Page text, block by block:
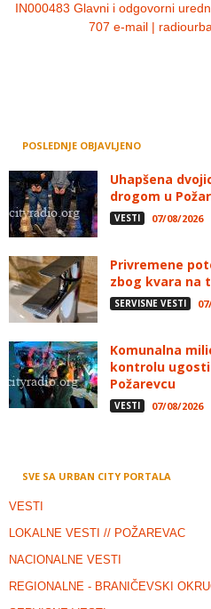
IN000483 Glavni i odgovorni
707 e-mail |
POSLEDNJE OBJAVLJENO
Uhapšena
drogom u
VESTI 07/08/2026
Privremene
zbog kvara na
SERVISNE VESTI
Komunalna
kontrolu
Požarevcu
VESTI 07/08/2026
SVE SA URBAN CITY PORTALA
VESTI
LOKALNE VESTI // POŽAREVAC
NACIONALNE VESTI
REGIONALNE - BRANIČEVSKI